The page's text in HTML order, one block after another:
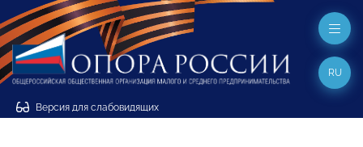
Версия для слабовидящих
RU